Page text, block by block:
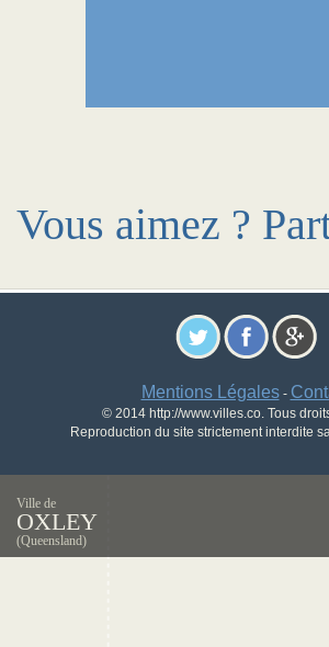
Vous aimez ?
Mentions Légales-
© 2014 http://www.villes.co. Tous
Reproduction du site strictement interdite
Ville de
OXLEY
(Queensland)